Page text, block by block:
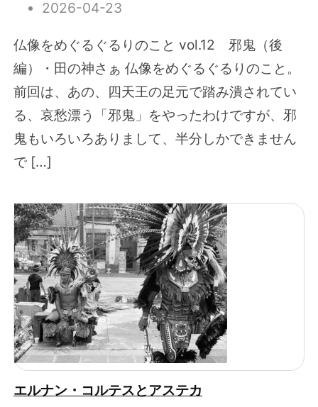
2026-04-23
仏像をめぐるぐるりのこと vol.12 邪鬼（後
編）・田の神さぁ 仏像をめぐるぐるりのこと。
前回は、あの、四天王の足元で踏み潰されてい
る、哀愁漂う「邪鬼」をやったわけですが、邪
鬼もいろいろありまして、半分しかできません
で […]
エルナン・コルテスとアステカ